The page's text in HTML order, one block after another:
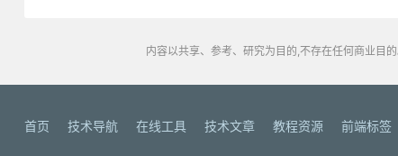
内容以共享、参考、研究为目的,不存在任何商业目
首页 技术导航 在线工具 技术文章 教程资源 前端标签